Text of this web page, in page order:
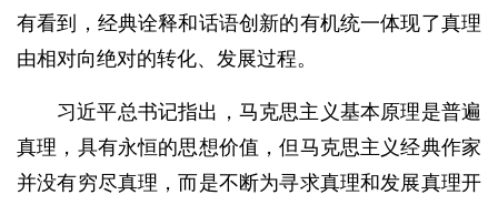
有看到，经典诠释和话语创新的有机统一体现了真理
由相对向绝对的转化、发展过程。
习近平总书记指出，马克思主义基本原理是普遍
真理，具有永恒的思想价值，但马克思主义经典作家
并没有穷尽真理，而是不断为寻求真理和发展真理开